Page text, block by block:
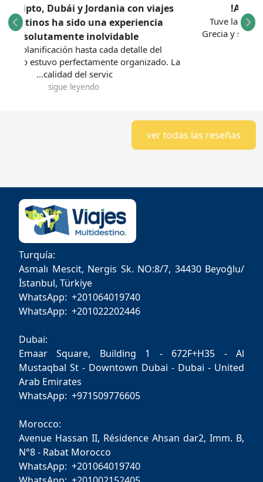
Tuve
Grecia
a Egipto, Dubái y Jordania con viajes
multidestinos ha sido una experiencia
absolutamente inolvidable.
Desde la planificación hasta cada detalle del
todo estuvo perfectamente organizado. La
calidad del servic...
sigue leyendo
ver todas las reseñas
Turquía:
Asmalı Mescit, Nergis Sk. NO:8/7, 34430 Beyoğlu/
İstanbul, Türkiye
WhatsApp: +201064019740
WhatsApp: +201022202446
Dubai:
Emaar Square, Building 1 - 672F+H35 - Al
Mustaqbal St - Downtown Dubai - Dubai - United
Arab Emirates
WhatsApp: +971509776605
Morocco:
Avenue Hassan II, Résidence Ahsan dar2, Imm. B,
N°8 - Rabat Morocco
WhatsApp: +201064019740